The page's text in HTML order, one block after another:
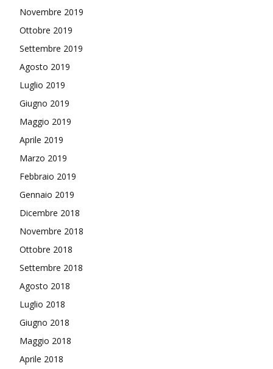
Novembre 2019
Ottobre 2019
Settembre 2019
Agosto 2019
Luglio 2019
Giugno 2019
Maggio 2019
Aprile 2019
Marzo 2019
Febbraio 2019
Gennaio 2019
Dicembre 2018
Novembre 2018
Ottobre 2018
Settembre 2018
Agosto 2018
Luglio 2018
Giugno 2018
Maggio 2018
Aprile 2018